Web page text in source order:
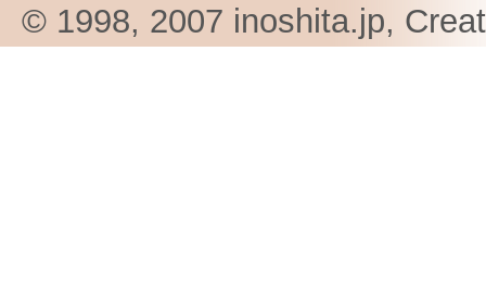
© 1998, 2007 inoshita.jp,